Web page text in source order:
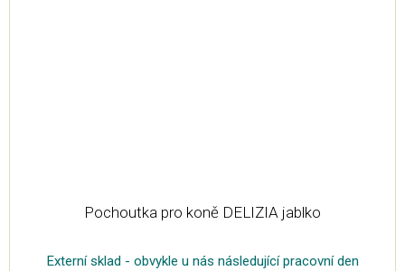
Pochoutka pro koně DELIZIA jablko
Externí sklad - obvykle u nás následující pracovní den